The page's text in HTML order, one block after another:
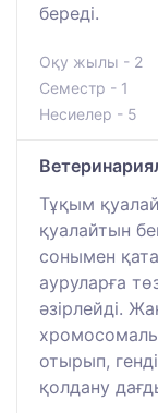
береді.
Оқу жылы - 2
Семестр - 1
Несиелер - 5
Тұқым
қуалайтын
сонымен
ауруларға
әзірлейді.
отырып,
қолдану